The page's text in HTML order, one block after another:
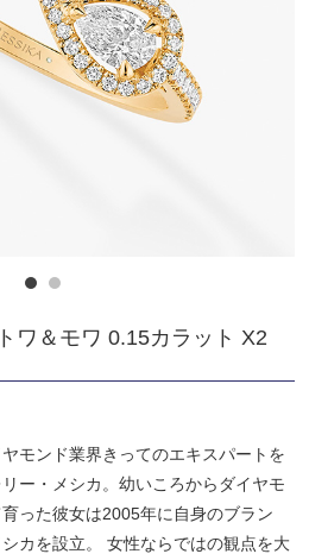
ワ＆モワ 0.15カラット X2
モンド業界きってのエキスパートを
ー・メシカ。幼いころからダイヤモ
った彼女は2005年に自身のブラン
シカを設立。 女性ならではの観点を大